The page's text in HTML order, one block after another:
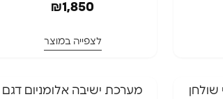
₪1,850
לצפייה במוצר
שולחן
המלאי אזל
מערכת ישיבה אלומניום דגם